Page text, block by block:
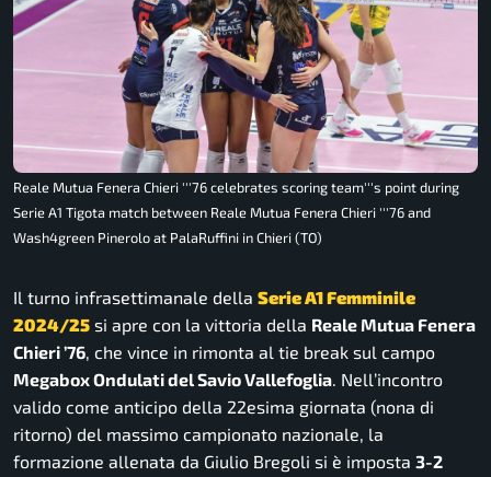
Reale Mutua Fenera Chieri '''76 celebrates scoring team'''s point during
Serie A1 Tigota match between Reale Mutua Fenera Chieri '''76 and
Wash4green Pinerolo at PalaRuffini in Chieri (TO)
Il turno infrasettimanale della Serie A1 Femminile
2024/25 si apre con la vittoria della Reale Mutua Fenera
Chieri ’76, che vince in rimonta al tie break sul campo
Megabox Ondulati del Savio Vallefoglia. Nell’incontro
valido come anticipo della 22esima giornata (nona di
ritorno) del massimo campionato nazionale, la
formazione allenata da Giulio Bregoli si è imposta 3-2